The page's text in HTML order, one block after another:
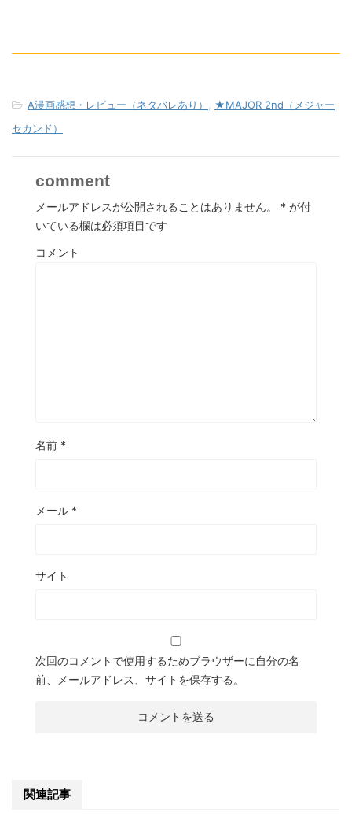
-A漫画感想・レビュー（ネタバレあり）
★MAJOR 2nd（メジャー
セカンド）
comment
メールアドレスが公開されることはありません。 * が付
いている欄は必須項目です
コメント
名前 *
メール *
サイト
次回のコメントで使用するためブラウザーに自分の名
前、メールアドレス、サイトを保存する。
関連記事